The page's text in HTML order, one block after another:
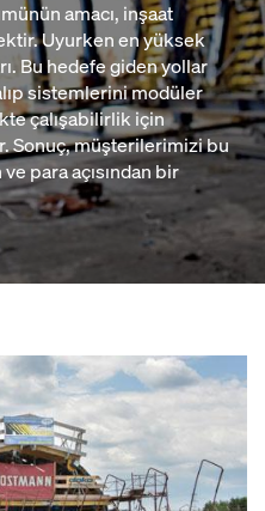
amacı, inşaat
Uyurken en yüksek
Bu hedefe giden yollar
sistemlerini modüler
çalışabilirlik için
Sonuç, müşterilerimizi bu
para açısından bir